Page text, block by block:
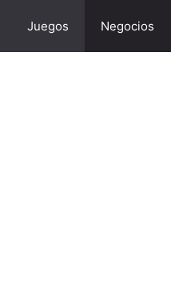
Juegos Negocios